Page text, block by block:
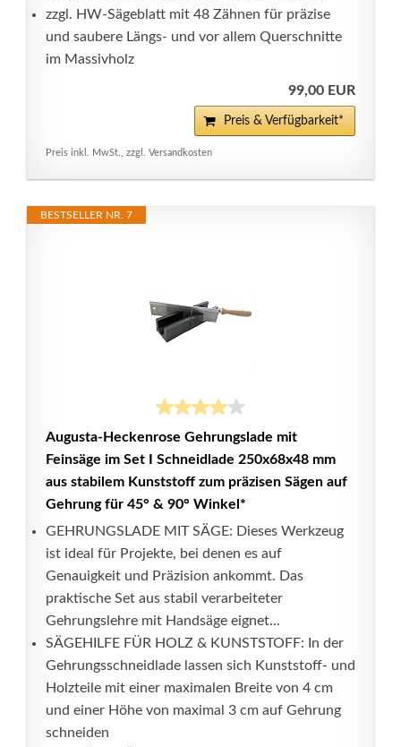
zzgl. HW-Sägeblatt mit 48 Zähnen für präzise
und saubere Längs- und vor allem Querschnitte
im Massivholz
99,00 EUR
Preis & Verfügbarkeit*
Preis inkl. MwSt., zzgl. Versandkosten
BESTSELLER NR. 7
Augusta-Heckenrose Gehrungslade mit
Feinsäge im Set I Schneidlade 250x68x48 mm
aus stabilem Kunststoff zum präzisen Sägen auf
Gehrung für 45° & 90° Winkel*
GEHRUNGSLADE MIT SÄGE: Dieses Werkzeug
ist ideal für Projekte, bei denen es auf
Genauigkeit und Präzision ankommt. Das
praktische Set aus stabil verarbeiteter
Gehrungslehre mit Handsäge eignet...
SÄGEHILFE FÜR HOLZ & KUNSTSTOFF: In der
Gehrungsschneidlade lassen sich Kunststoff- und
Holzteile mit einer maximalen Breite von 4 cm
und einer Höhe von maximal 3 cm auf Gehrung
schneiden